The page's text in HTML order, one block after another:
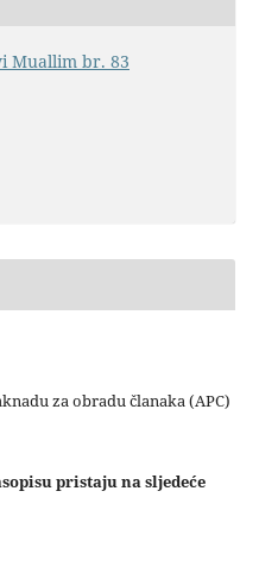
Muallim br. 83
za obradu članaka (APC)
pristaju na sljedeće